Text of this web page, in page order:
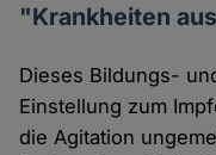
"Krankheiten
Dieses Bildungs-
Einstellung zum
die Agitation